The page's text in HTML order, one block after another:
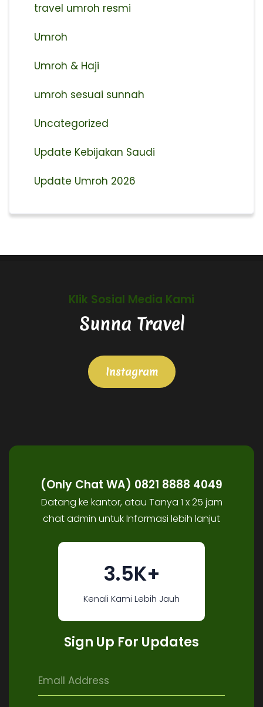
travel umroh resmi
Umroh
Umroh & Haji
umroh sesuai sunnah
Uncategorized
Update Kebijakan Saudi
Update Umroh 2026
Klik Sosial Media Kami
Sunna Travel
Instagram
(Only Chat WA) 0821 8888 4049
Datang ke kantor, atau Tanya 1 x 25 jam
chat admin untuk Informasi lebih lanjut
3.5K+
Kenali Kami Lebih Jauh
Sign Up For Updates